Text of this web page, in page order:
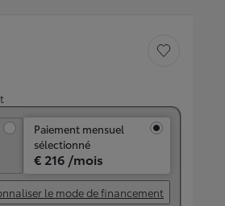
Sauvegarder le
Paiement mensuel
sélectionné
€ 216 /mois
le mode de financement